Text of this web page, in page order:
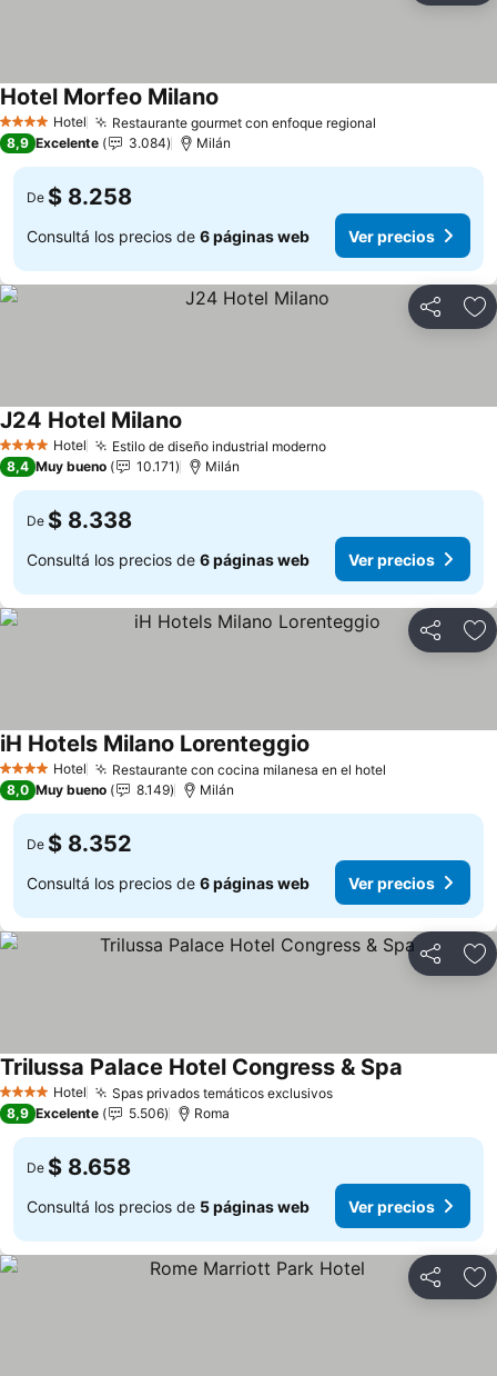
4 EstrellasHotel Restaurante gourmet con enfoque regional
Hotel Morfeo Milano
8,9 Excelente 3.084 Milán
De $ 8.258
Consultá los precios de 6 páginas web Ver precios
Compartir
4 EstrellasHotel Estilo de diseño industrial modernoVer precios
J24 Hotel Milano
8,4 Muy bueno 10.171 Milán
De $ 8.338
Consultá los precios de 6 páginas web Ver precios
Compartir
4 EstrellasHotel Restaurante con cocina milanesa en el hotel
iH Hotels Milano Lorenteggio
8,0 Muy bueno 8.149 Milán
De $ 8.352
Consultá los precios de 6 páginas web Ver precios
Compartir
4 EstrellasHotel Spas privados temáticos exclusivosVer precios
Trilussa Palace Hotel Congress & Spa
8,9 Excelente 5.506 Roma
De $ 8.658
Consultá los precios de 5 páginas web Ver precios
Compartir